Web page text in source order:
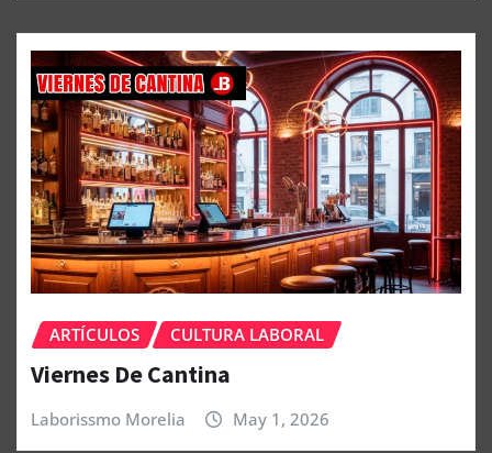
ARTÍCULOS CULTURA LABORAL
Viernes De Cantina
Laborissmo Morelia May 1, 2026